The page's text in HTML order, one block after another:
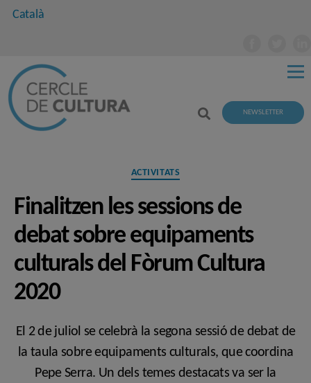
Català
NEWSLETTER
Categories
ACTIVITATS
Finalitzen les sessions de
debat sobre equipaments
culturals del Fòrum Cultura
2020
El 2 de juliol se celebrà la segona sessió de debat de
la taula sobre equipaments culturals, que coordina
Pepe Serra. Un dels temes destacats va ser la